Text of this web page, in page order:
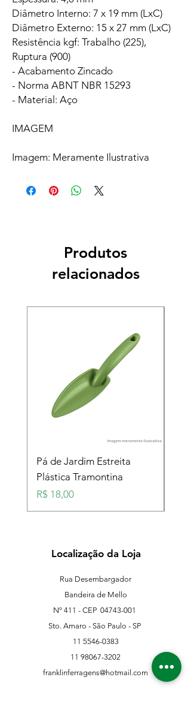
Diâmetro Interno: 7 x 19 mm (LxC)
Diâmetro Externo: 15 x 27 mm (LxC)
Resistência kgf: Trabalho (225),
Ruptura (900)
- Acabamento Zincado
- Norma ABNT NBR 15293
- Material: Aço
IMAGEM
Imagem: Meramente Ilustrativa
Produtos
relacionados
Pá de Jardim Estreita
Plástica Tramontina
Preço
R$ 18,00
Localização da Loja
Rua Desembargador
Bandeira de Mello
Nº 411 - CEP 04743-001
Sto. Amaro - São Paulo - SP
11 5546-0383
11 98067-3202
franklinferragens@hotmail.com